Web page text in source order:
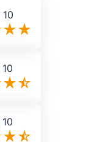
10
10
10